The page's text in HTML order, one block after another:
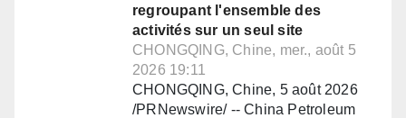
regroupant l'ensemble des
activités sur un seul site
CHONGQING, Chine, mer., août 5
2026 19:11
CHONGQING, Chine, 5 août 2026
/PRNewswire/ -- China Petroleum